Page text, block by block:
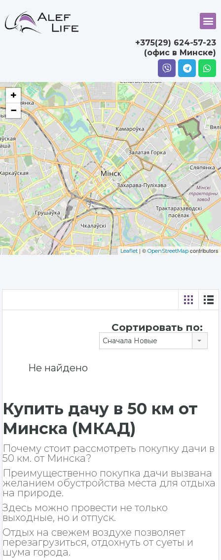
+375(29) 624-57-23
(офис в Минске)
+
−
Leaflet | © OpenStreetMap contributors
Сортировать по:
Сначала Новые
Не найдено
Купить дачу в 50 км от
Минска (МКАД)
Почему стоит рассмотреть покупку дачи в
50 км. от Минска?
Преимущественно покупка дачи вызвана
желанием обустройства места для отдыха
на природе.
Здесь можно провести не только
выходные, но и отпуск.
Отдых на свежем воздухе позволяет
перезагрузиться, отдохнуть от суеты и
шума города.